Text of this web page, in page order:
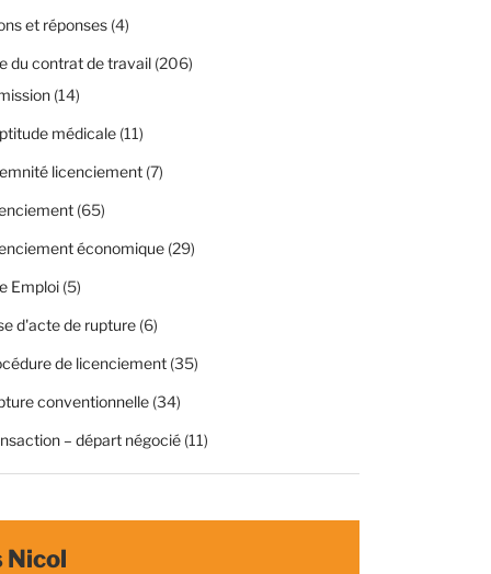
et réponses(4)
du contrat de travail(206)
(14)
médicale(11)
licenciement(7)
(65)
économique(29)
Emploi(5)
d'acte de rupture(6)
de licenciement(35)
conventionnelle(34)
– départ négocié(11)
Nicol